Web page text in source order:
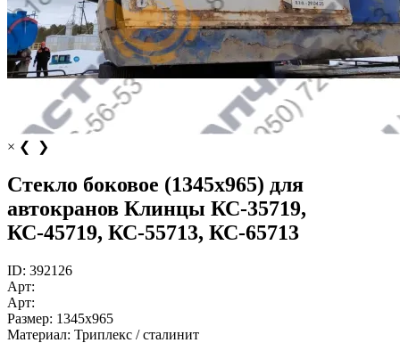
× ❮ ❯
Стекло боковое (1345х965) для
автокранов Клинцы КС-35719,
КС-45719, КС-55713, КС-65713
ID: 392126
Арт:
Арт:
Размер: 1345х965
Материал: Триплекс / сталинит